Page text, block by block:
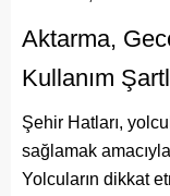
Aktarma,
Kullanım
Şehir Hatları,
sağlamak
Yolcuların dikkat